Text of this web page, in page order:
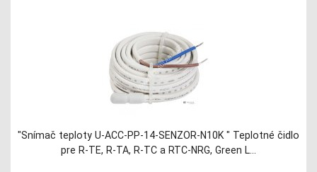
"Snímač teploty U-ACC-PP-14-SENZOR-N10K " Teplotné čidlo
pre R-TE, R-TA, R-TC a RTC-NRG, Green L…